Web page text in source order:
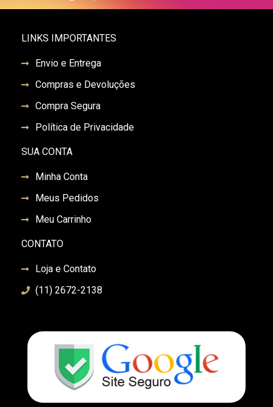
LINKS IMPORTANTES
Envio e Entrega
Compras e Devoluções
Compra Segura
Política de Privacidade
SUA CONTA
Minha Conta
Meus Pedidos
Meu Carrinho
CONTATO
Loja e Contato
(11) 2672-2138